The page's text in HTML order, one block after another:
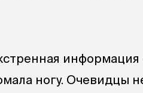
ногу. Очевидцы